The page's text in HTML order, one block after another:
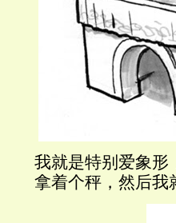
我就是特别爱象形
拿着个秤，然后我